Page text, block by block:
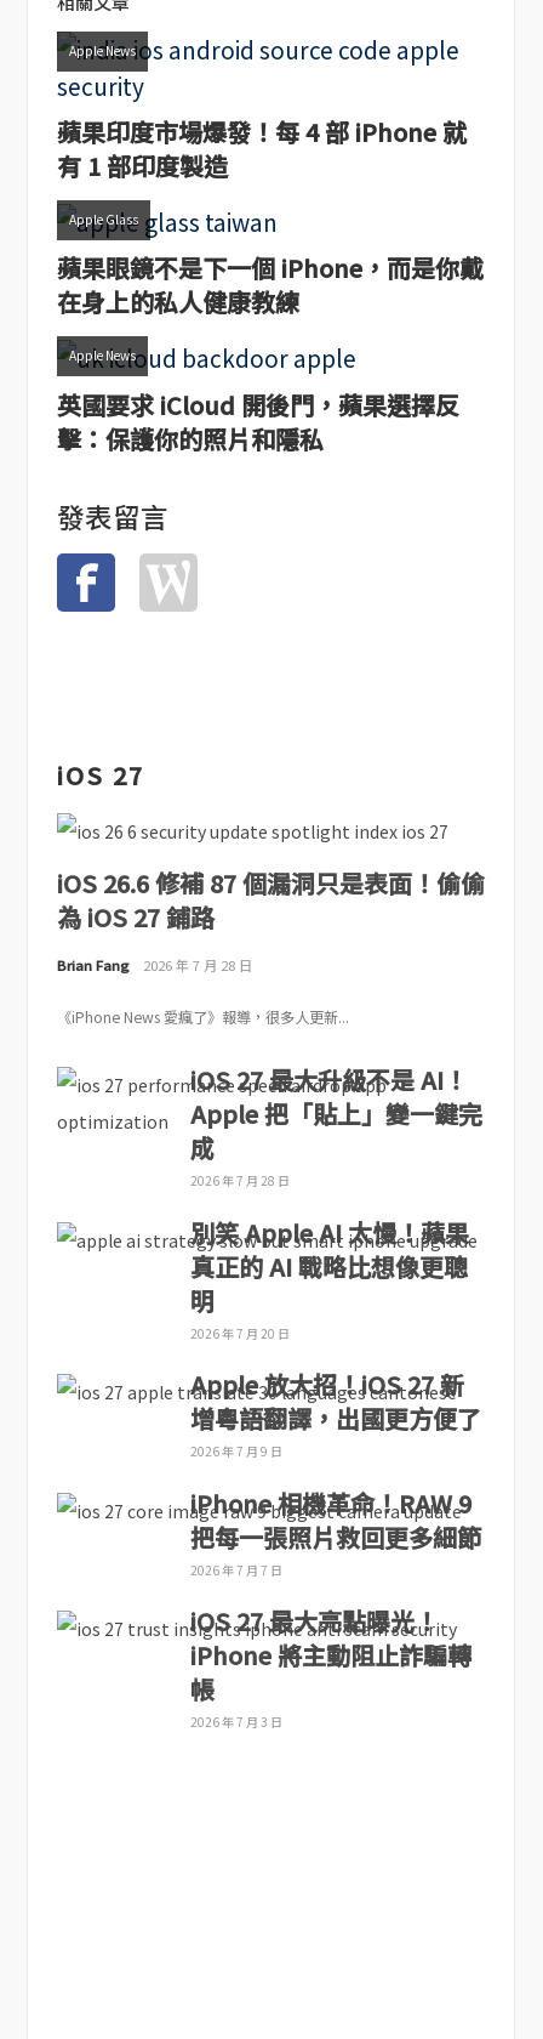
Apple News
蘋果印度市場爆發！每 4 部 iPhone 就
有 1 部印度製造
Apple Glass
蘋果眼鏡不是下一個 iPhone，而是你戴
在身上的私人健康教練
Apple News
英國要求 iCloud 開後門，蘋果選擇反
擊：保護你的照片和隱私
發表留言
iOS 27
iOS 26.6 修補 87 個漏洞只是表面！偷偷
為 iOS 27 鋪路
Brian Fang 2026 年 7 月 28 日
《iPhone News 愛瘋了》報導，很多人更新...
iOS 27 最大升級不是 AI！
Apple 把「貼上」變一鍵完
成
2026 年 7 月 28 日
別笑 Apple AI 太慢！蘋果
真正的 AI 戰略比想像更聰
明
2026 年 7 月 20 日
Apple 放大招！iOS 27 新
增粵語翻譯，出國更方便了
2026 年 7 月 9 日
iPhone 相機革命！RAW 9
把每一張照片救回更多細節
2026 年 7 月 7 日
iOS 27 最大亮點曝光！
iPhone 將主動阻止詐騙轉
帳
2026 年 7 月 3 日